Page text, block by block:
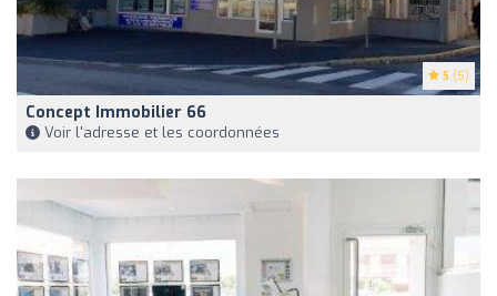
5 (5)
Concept Immobilier 66
Voir l'adresse et les coordonnées